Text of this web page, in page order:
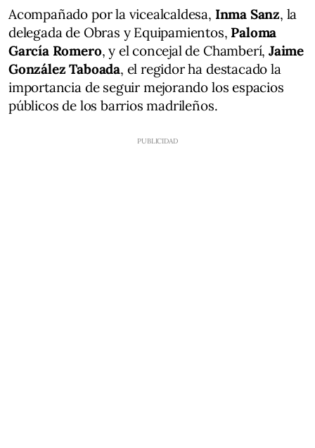
Acompañado por la vicealcaldesa, Inma Sanz, la
delegada de Obras y Equipamientos, Paloma
García Romero, y el concejal de Chamberí,Jaime
González Taboada, el regidor ha destacado la
importancia de seguir mejorando los espacios
públicos de los barrios madrileños.